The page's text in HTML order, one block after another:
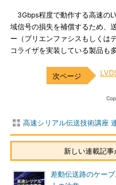
3Gbps程度で動作する高速の
域信号の損失を補償するため、
ー（プリエンファシスもしくは
コライザを実装している製品も
高速シリアル伝送技術講座
新しい連載記
差動伝送路のケー